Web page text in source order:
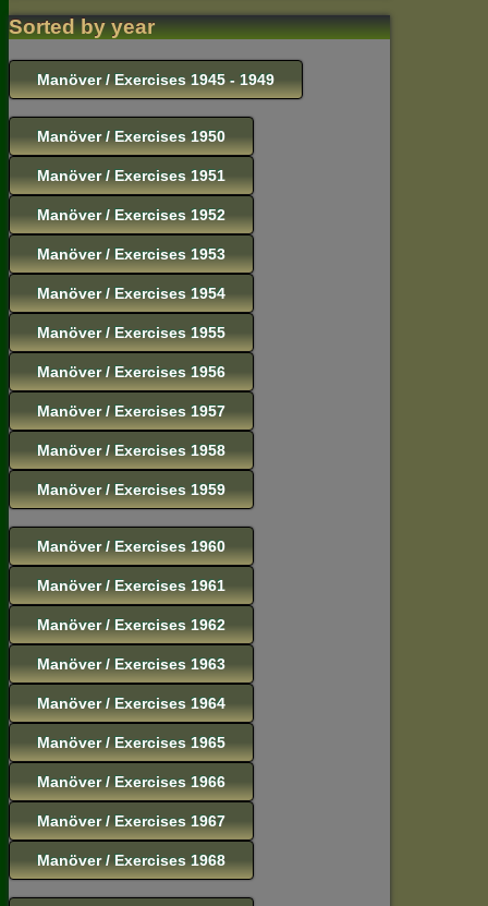
Sorted by year
Manöver / Exercises 1945 - 1949
Manöver / Exercises 1950
Manöver / Exercises 1951
Manöver / Exercises 1952
Manöver / Exercises 1953
Manöver / Exercises 1954
Manöver / Exercises 1955
Manöver / Exercises 1956
Manöver / Exercises 1957
Manöver / Exercises 1958
Manöver / Exercises 1959
Manöver / Exercises 1960
Manöver / Exercises 1961
Manöver / Exercises 1962
Manöver / Exercises 1963
Manöver / Exercises 1964
Manöver / Exercises 1965
Manöver / Exercises 1966
Manöver / Exercises 1967
Manöver / Exercises 1968